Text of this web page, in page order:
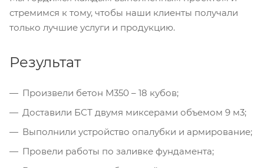
стремимся к тому, чтобы наши клиенты получали
только лучшие услуги и продукцию.
Результат
Произвели бетон М350 – 18 кубов;
Доставили БСТ двумя миксерами объемом 9 м3;
Выполнили устройство опалубки и армирование;
Провели работы по заливке фундамента;